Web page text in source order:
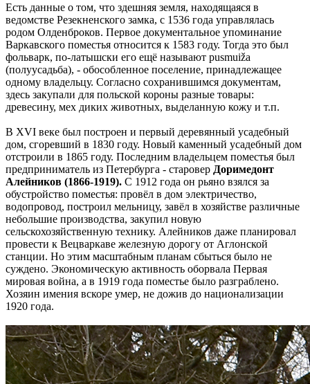
Есть данные о том, что здешняя земля, находящаяся в
ведомстве Резекненского замка, с 1536 года управлялась
родом Олденброков. Первое документальное упоминание
Варкавского поместья относится к 1583 году. Тогда это был
фольварк, по-латышски его ещё называют pusmuiža
(полуусадьба), - обособленное поселение, принадлежащее
одному владельцу. Согласно сохранившимся документам,
здесь закупали для польской короны разные товары:
древесину, мех диких животных, выделанную кожу и т.п.
В XVI веке был построен и первый деревянный усадебный
дом, сгоревший в 1830 году. Новый каменный усадебный дом
отстроили в 1865 году. Последним владельцем поместья был
предприниматель из Петербурга - старовер Доримедонт
Алейников (1866-1919). С 1912 года он рьяно взялся за
обустройство поместья: провёл в дом электричество,
водопровод, построил мельницу, завёл в хозяйстве различные
небольшие производства, закупил новую
сельскохозяйственную технику. Алейников даже планировал
провести к Вецваркаве железную дорогу от Аглонской
станции. Но этим масштабным планам сбыться было не
суждено. Экономическую активность оборвала Первая
мировая война, а в 1919 года поместье было разграблено.
Хозяин имения вскоре умер, не дожив до национализации
1920 года.